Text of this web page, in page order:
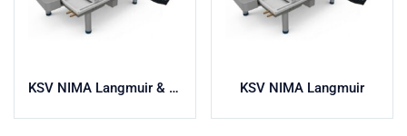
KSV NIMA Langmuir & Langmuir-Blodgett KSV NIMA Langmuir